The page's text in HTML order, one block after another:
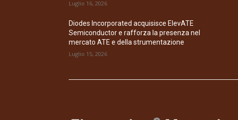
Luglio 16, 2026
Diodes Incorporated acquisisce ElevATE
Semiconductor e rafforza la presenza nel
mercato ATE e della strumentazione
Luglio 15, 2026